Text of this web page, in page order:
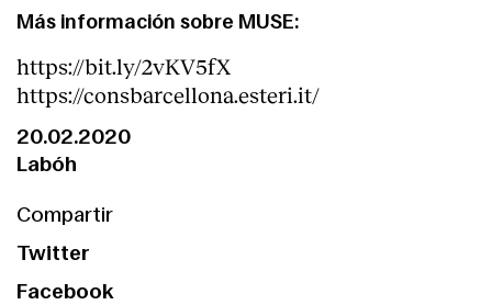
Más información sobre MUSE:
https://bit.ly/2vKV5fX
https://consbarcellona.esteri.it/
20.02.2020
Labóh
Compartir
Twitter
Facebook